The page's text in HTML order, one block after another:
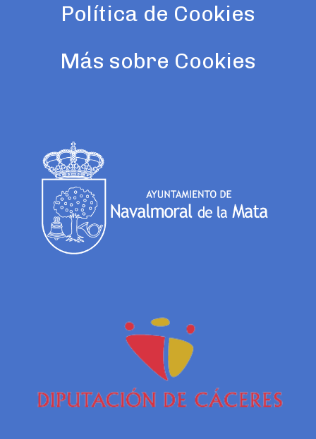
Política de Cookies
Más sobre Cookies